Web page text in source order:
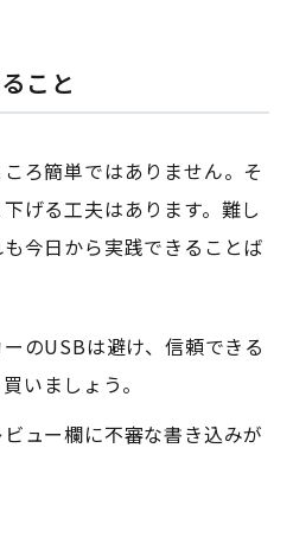
こと
ろ簡単ではありません。そ
げる工夫はあります。難し
今日から実践できることば
のUSBは避け、信頼できる
いましょう。
ュー欄に不審な書き込みが